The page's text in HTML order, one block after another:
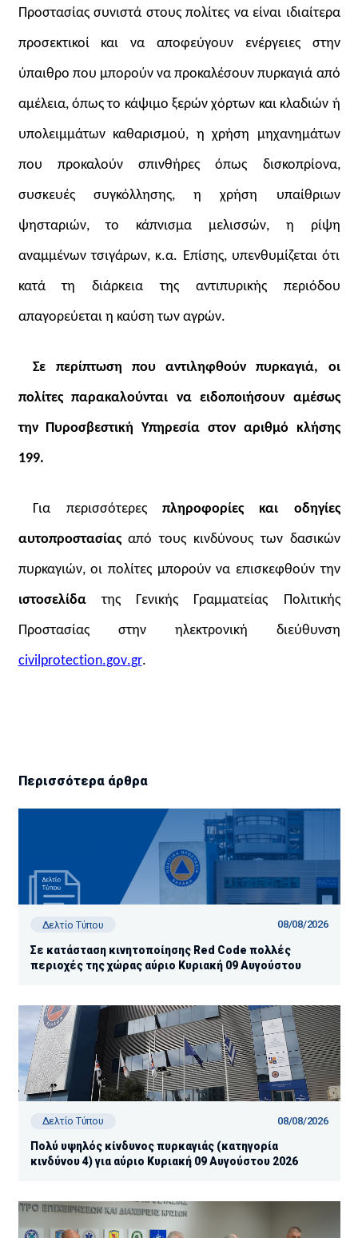
Προστασίας συνιστά στους πολίτες να είναι ιδιαίτερα
προσεκτικοί και να αποφεύγουν ενέργειες στην
ύπαιθρο που μπορούν να προκαλέσουν πυρκαγιά από
αμέλεια, όπως το κάψιμο ξερών χόρτων και κλαδιών ή
υπολειμμάτων καθαρισμού, η χρήση μηχανημάτων
που προκαλούν σπινθήρες όπως δισκοπρίονα,
συσκευές συγκόλλησης, η χρήση υπαίθριων
ψησταριών, το κάπνισμα μελισσών, η ρίψη
αναμμένων τσιγάρων, κ.α. Επίσης, υπενθυμίζεται ότι
κατά τη διάρκεια της αντιπυρικής περιόδου
απαγορεύεται η καύση των αγρών.
Σε περίπτωση που αντιληφθούν πυρκαγιά, οι
πολίτες παρακαλούνται να ειδοποιήσουν αμέσως
την Πυροσβεστική Υπηρεσία στον αριθμό κλήσης
199.
Για περισσότερες πληροφορίες και οδηγίες
αυτοπροστασίαςαπό τους κινδύνους των δασικών
πυρκαγιών, οι πολίτες μπορούν να επισκεφθούν την
ιστοσελίδατης Γενικής Γραμματείας Πολιτικής
Προστασίας στην ηλεκτρονική διεύθυνση
civilprotection.gov.gr.
Περισσότερα άρθρα
Δελτίο Τύπου 08/08/2026
Σε κατάσταση κινητοποίησης Red Code πολλές
περιοχές της χώρας αύριο Κυριακή 09 Αυγούστου
Δελτίο Τύπου 08/08/2026
Πολύ υψηλός κίνδυνος πυρκαγιάς (κατηγορία
κινδύνου 4) για αύριο Κυριακή 09 Αυγούστου 2026